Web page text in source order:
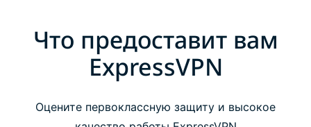
Что предоставит вам
ExpressVPN
Оцените первоклассную защиту и высокое